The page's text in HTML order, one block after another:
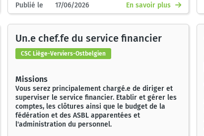
Publié le 17/06/2026 En savoir plus
Un.e chef.fe du service financier
CSC Liège-Verviers-Ostbelgien
Missions
Vous serez principalement chargé.e de diriger et
superviser le service financier. Etablir et gérer les
comptes, les clôtures ainsi que le budget de la
fédération et des ASBL apparentées et
l'administration du personnel.